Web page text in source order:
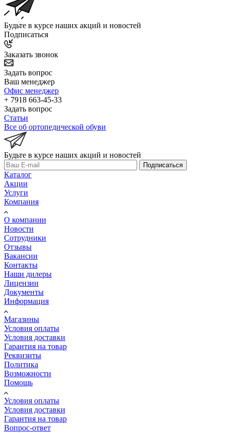
Будьте в курсе наших акций и новостей
Подписаться
Заказать звонок
Задать вопрос
Ваш менеджер
Офис менеджер
+ 7918 663-45-33
Задать вопрос
Статьи
Все об ортопедической обуви
Будьте в курсе наших акций и новостей
Подписаться
Каталог
Акции
Услуги
Компания
О компании
Новости
Сотрудники
Отзывы
Вакансии
Контакты
Наши дилеры
Лицензии
Документы
Информация
Магазины
Условия оплаты
Условия доставки
Гарантия на товар
Реквизиты
Политика
Возможности
Помощь
Условия оплаты
Условия доставки
Гарантия на товар
Вопрос-ответ